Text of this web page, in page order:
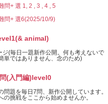
問+ 選 1, 2 , 3 , 4 , 5
問+ 選6(2025/10/9)
animal)
ジ(毎日一題新作公開。何も考えないで
単ではありません、念のため)
(入門編)level0
問題を毎日7問、新作公開しています。
の挑戦をここから始めませんか。